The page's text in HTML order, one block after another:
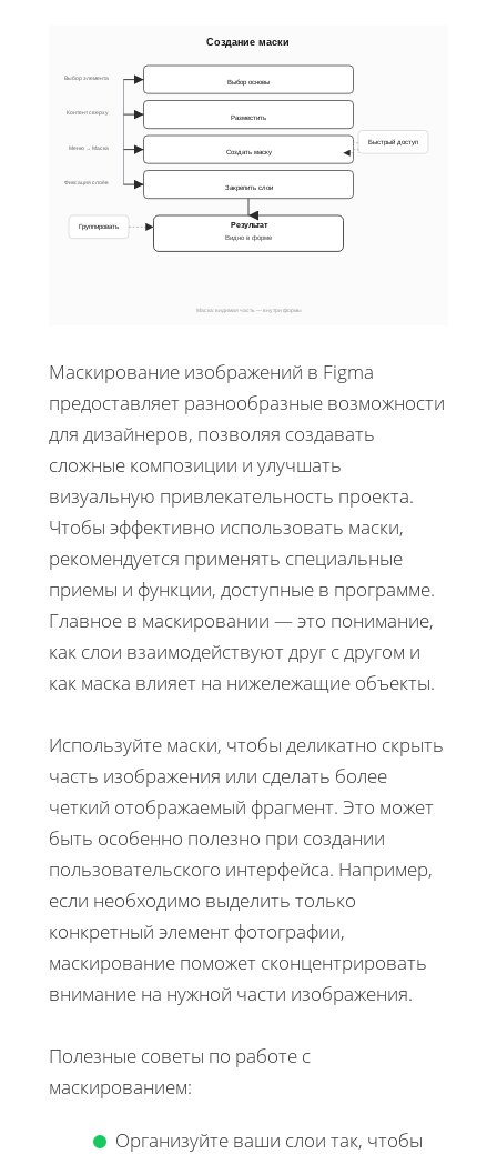
Создание маски
Выбор основы
Разместить
Создать маску
Закрепить слои
Результат
Видно в форме
Группировать
Быстрый доступ
Выбор элемента
Контент сверху
Меню → Маска
Фиксация слоёв
Маска: видимая часть — внутри формы
Маскирование изображений в Figma
предоставляет разнообразные возможности
для дизайнеров, позволяя создавать
сложные композиции и улучшать
визуальную привлекательность проекта.
Чтобы эффективно использовать маски,
рекомендуется применять специальные
приемы и функции, доступные в программе.
Главное в маскировании — это понимание,
как слои взаимодействуют друг с другом и
как маска влияет на нижележащие объекты.
Используйте маски, чтобы деликатно скрыть
часть изображения или сделать более
четкий отображаемый фрагмент. Это может
быть особенно полезно при создании
пользовательского интерфейса. Например,
если необходимо выделить только
конкретный элемент фотографии,
маскирование поможет сконцентрировать
внимание на нужной части изображения.
Полезные советы по работе с
маскированием:
Организуйте ваши слои так, чтобы